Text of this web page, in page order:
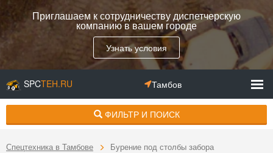
Приглашаем к сотрудничеству диспетчерскую
компанию в вашем городе
Узнать условия
SPCTEH.RU Тамбов
ФИЛЬТР И ПОИСК
Спецтехника в Тамбове Бурение под столбы забора